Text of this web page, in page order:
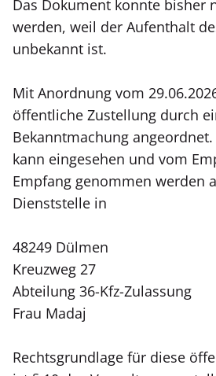
Das Dokument konnte bisher
werden, weil der Aufenthalt
unbekannt ist.
Mit Anordnung vom
öffentliche Zustellung durch
Bekanntmachung
kann eingesehen und vom
Empfang genommen werden
Dienststelle in
48249 Dülmen
Kreuzweg 27
Abteilung 36-Kfz-Zulassung
Frau Madaj
Rechtsgrundlage für diese